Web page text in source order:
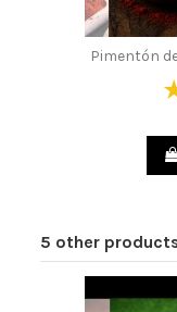
Pimentón
5 other